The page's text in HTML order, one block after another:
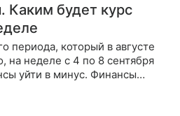
Каким будет курс
периода, который в августе
на неделе с 4 по 8 сентября
уйти в минус. Финансы